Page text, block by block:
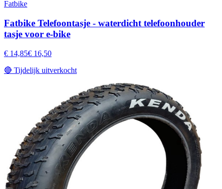
Fatbike
Fatbike Telefoontasje - waterdicht telefoonhouder
tasje voor e-bike
€ 14,85€ 16,50
🔴 Tijdelijk uitverkocht